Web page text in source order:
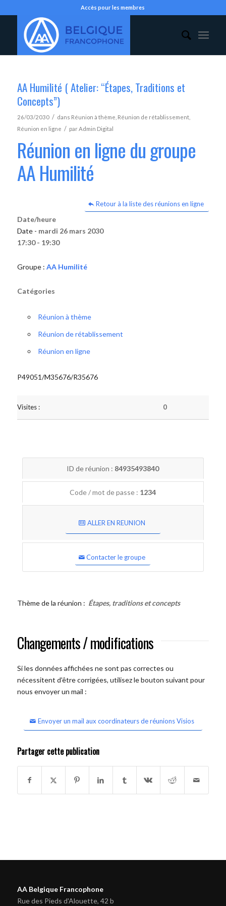
Accès pour les membres
AA Humilité ( Atelier: “Étapes, Traditions et
Concepts”)
26/03/2030 / dans Réunion à thème Réunion de rétablissement,
Réunion en ligne / parAdmin Digital
Réunion en ligne du groupe
AA Humilité
Retour à la liste des réunions en ligne
Date/heure
Date - mardi 26 mars 2030
17:30 - 19:30
Groupe : AA Humilité
Catégories
Réunion à thème
Réunion de rétablissement
Réunion en ligne
P49051/M35676/R35676
Visites : 0
ID de réunion : 84935493840
Code / mot de passe : 1234
ALLER EN REUNION
Contacter le groupe
Thème de la réunion : Étapes, traditions et concepts
Changements / modifications
Si les données affichées ne sont pas correctes ou
nécessitent d'être corrigées, utilisez le bouton suivant pour
nous envoyer un mail :
Envoyer un mail aux coordinateurs de réunions Visios
Partager cette publication
AA Belgique Francophone
Rue des Pieds d'Alouette, 42 b